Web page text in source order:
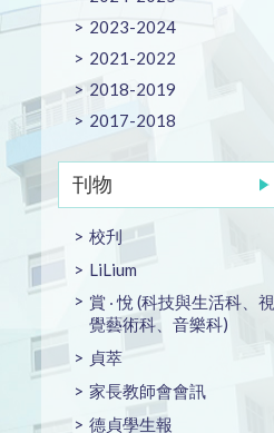
2023-2024
2021-2022
2018-2019
2017-2018
刊物
校刋
LiLium
賞 ‧ 悅 (科技與生活科、視
覺藝術科、音樂科)
貞萃
家長教師會會訊
德貞學生報